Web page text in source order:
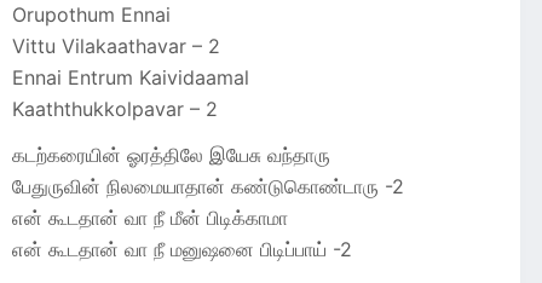
Orupothum Ennai
Vittu Vilakaathavar – 2
Ennai Entrum Kaividaamal
Kaaththukkolpavar – 2
கடற்கரையின் ஓரத்திலே இயேசு வந்தாரு
பேதுருவின் நிலமையாதான் கண்டுகொண்டாரு -2
என் கூடதான் வா நீ மீன் பிடிக்காமா
என் கூடதான் வா நீ மனுஷனை பிடிப்பாய் -2